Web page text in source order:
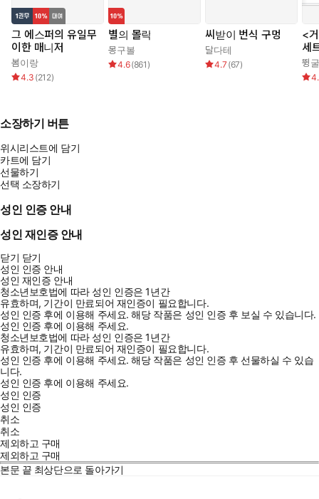
그 에스퍼의 유일무
이한 매니저
봄이랑
4.3 (212)
별의 몰락
몽구볼
4.6(861 )
씨받이 번식 구멍
달다테
4.7 (67)
<
세
뜅
소장하기 버튼
위시리스트에 담기
카트에 담기
선물하기
선택 소장하기
성인 인증 안내
성인 재인증 안내
닫기 닫기
성인 인증 안내
성인 재인증 안내
청소년보호법에 따라 성인 인증은 1년간
유효하며, 기간이 만료되어 재인증이 필요합니다.
성인 인증 후에 이용해 주세요.해당 작품은 성인 인증 후 보실 수 있습니다.
성인 인증 후에 이용해 주세요.
청소년보호법에 따라 성인 인증은 1년간
유효하며, 기간이 만료되어 재인증이 필요합니다.
성인 인증 후에 이용해 주세요.해당 작품은 성인 인증 후 선물하실 수 있습
니다.
성인 인증 후에 이용해 주세요.
성인 인증
성인 인증
취소
취소
제외하고 구매
제외하고 구매
본문 끝 최상단으로 돌아가기